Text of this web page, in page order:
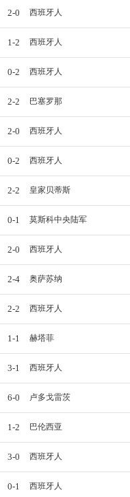
2-0 西班牙人
1-2 西班牙人
0-2 西班牙人
2-2 巴塞罗那
2-0 西班牙人
0-2 西班牙人
2-2 皇家贝蒂斯
0-1 莫斯科中央陆军
2-0 西班牙人
2-4 奥萨苏纳
2-2 西班牙人
1-1 赫塔菲
3-1 西班牙人
6-0 卢多戈雷茨
1-2 巴伦西亚
3-0 西班牙人
0-1 西班牙人